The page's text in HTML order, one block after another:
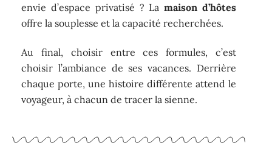
envie d’espace privatisé ? La maison d’hôtes
offre la souplesse et la capacité recherchées.
Au final, choisir entre ces formules, c’est
choisir l’ambiance de ses vacances. Derrière
chaque porte, une histoire différente attend le
voyageur, à chacun de tracer la sienne.